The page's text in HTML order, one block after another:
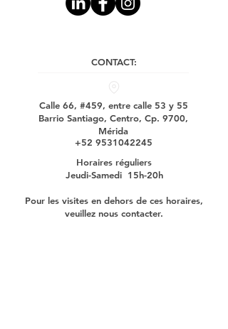
CONTACT:
Calle 66, #459, entre calle 53 y 55
Barrio Santiago, Centro, Cp. 9700,
Mérida
+52 9531042245
Horaires réguliers
Jeudi-Samedi 15h-20h
Pour les visites en dehors de ces horaires,
veuillez nous contacter.